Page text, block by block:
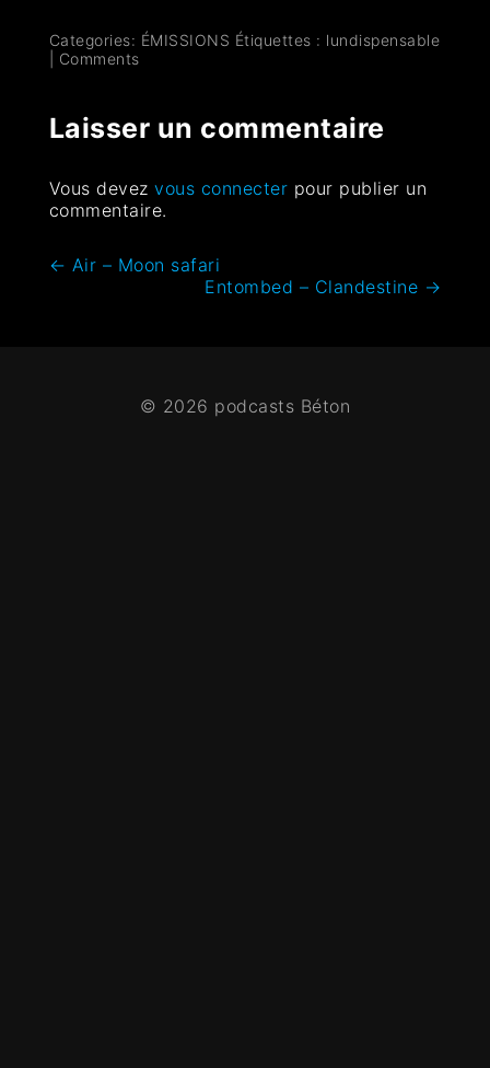
Categories: ÉMISSIONS Étiquettes : lundispensable
Comments
Laisser un commentaire
Vous devezvous connecter pour publier un
commentaire.
← Air – Moon safari
Entombed – Clandestine →
© 2026 podcasts Béton